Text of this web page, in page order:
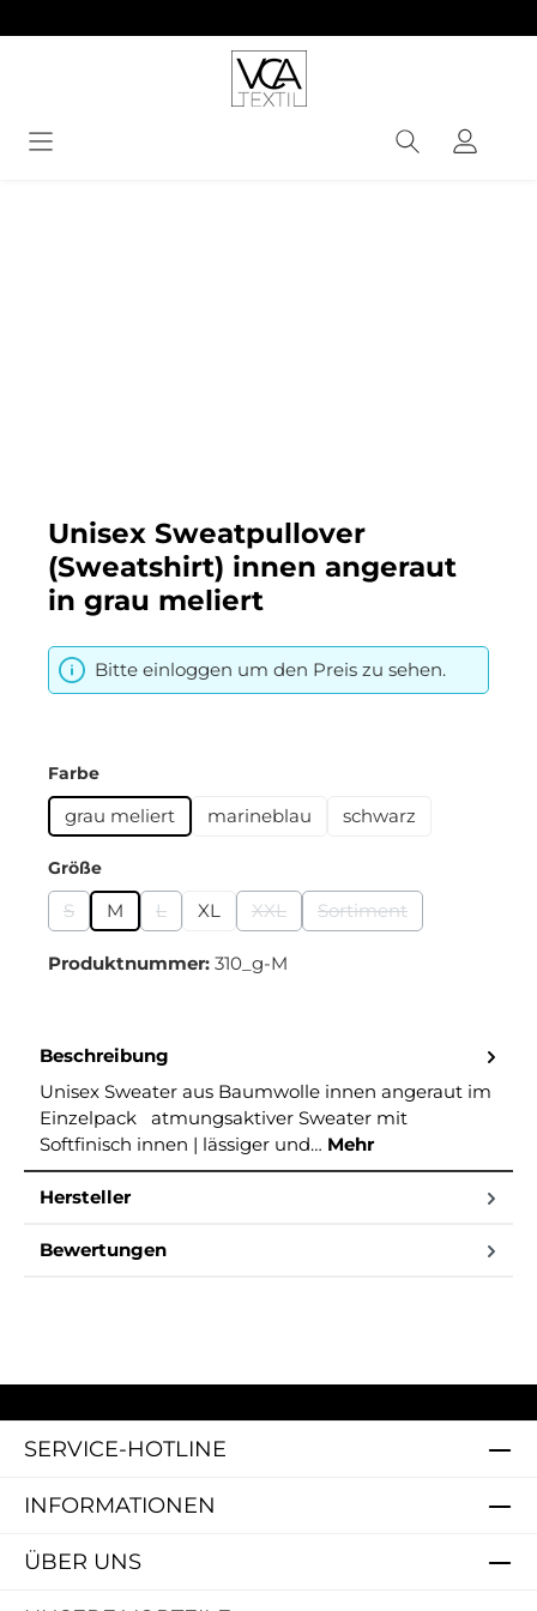
Unisex Sweatpullover
(Sweatshirt) innen angeraut
in grau meliert
Bitte einloggen um den Preis zu sehen.
Farbeauswählen
grau meliert marineblau schwarz
Größeauswählen
S
(Diese Option ist zurzeit nicht verfügbar.)
M L
(Diese Option ist zurzeit nicht verfügbar.)
XL XXL
(Diese Option ist zurzeit nicht
Sortiment
(Diese Option ist
Produktnummer: 310_g-M
Beschreibung
Unisex Sweater aus Baumwolle innen angeraut im
Einzelpack atmungsaktiver Sweater mit
Softfinisch innen | lässiger und… Mehr
Hersteller
Bewertungen
SERVICE-HOTLINE
INFORMATIONEN
ÜBER UNS